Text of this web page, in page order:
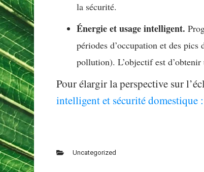
la sécurité.
Énergie et usage intelligent.
périodes d’occupation et des
pollution). L’objectif est
Pour élargir la perspective sur
intelligent et sécurité domestique
Uncategorized